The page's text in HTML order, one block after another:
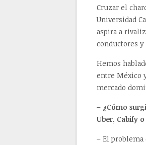
Cruzar el
Universidad
aspira a
conductores
Hemos
entre México
mercado
– ¿Cómo
Uber, Cabify
– El